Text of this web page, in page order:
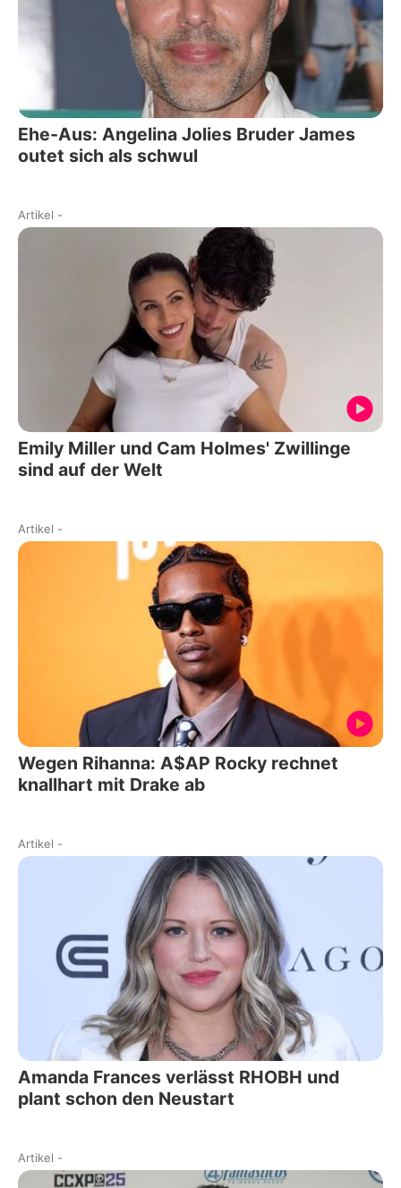
Ehe-Aus: Angelina Jolies Bruder James
outet sich als schwul
Artikel -
Emily Miller und Cam Holmes' Zwillinge
sind auf der Welt
Artikel -
Wegen Rihanna: A$AP Rocky rechnet
knallhart mit Drake ab
Artikel -
Amanda Frances verlässt RHOBH und
plant schon den Neustart
Artikel -